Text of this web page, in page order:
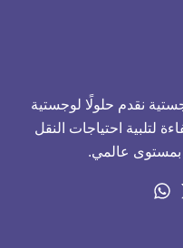
نقدم حلولًا لوجستية
لتلبية احتياجات النقل
عالمي.